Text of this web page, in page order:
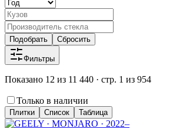
Подобрать Сбросить
Фильтры
Показано 12 из 11 440 · стр. 1 из 954
Только в наличии
Плитки Список Таблица